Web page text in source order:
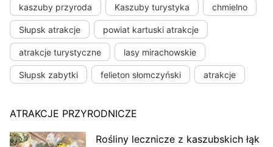
kaszuby przyroda Kaszuby turystyka chmielno
Słupsk atrakcje powiat kartuski atrakcje
atrakcje turystyczne lasy mirachowskie
Słupsk zabytki felieton słomczyński atrakcje
ATRAKCJE PRZYRODNICZE
Rośliny lecznicze z kaszubskich łąk